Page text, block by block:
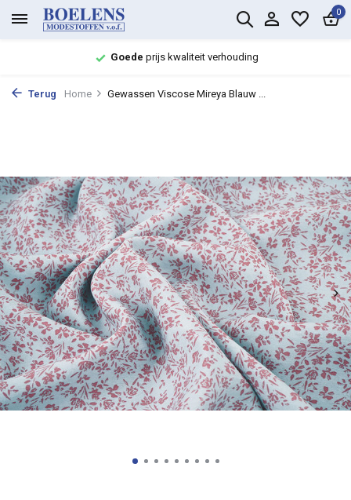
0
Goede prijs kwaliteit verhouding
Terug Home Gewassen Viscose Mireya Blauw ...